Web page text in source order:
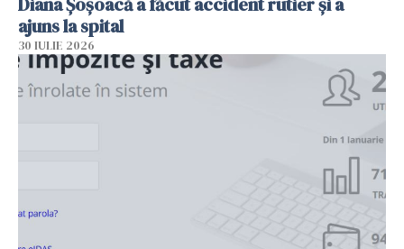
ajuns la spital
30 IULIE 2026